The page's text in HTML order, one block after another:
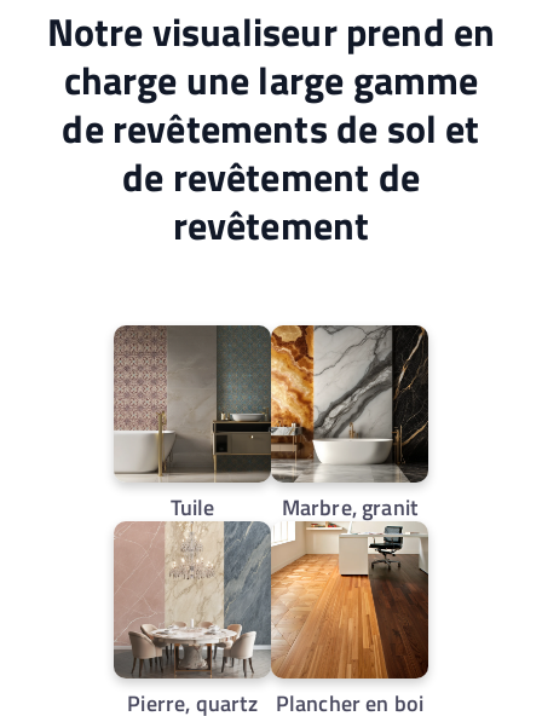
Notre visualiseur prend en
charge une large gamme
de revêtements de sol et
de revêtement de
revêtement
Tuile Marbre, granit
Pierre, quartz
Plancher en boi